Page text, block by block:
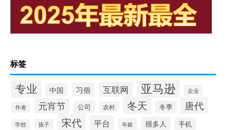
标签
专业 中国 习俗 互联网 亚马逊 企业
作者 元宵节 公司 农村 冬天 冬季 唐代
学校 孩子 宋代 平台 年龄 很多人 手机